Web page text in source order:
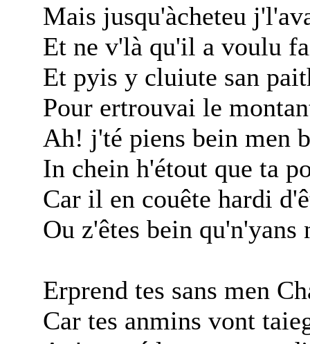
Mais jusqu'àcheteu
Et ne v'là qu'il a voulu
Et pyis y cluiute san
Pour ertrouvai le
Ah! j'té piens bein men
In chein h'étout que ta
Car il en couête hardi
Ou z'êtes bein qu'n'yans
Erprend tes sans men
Car tes anmins vont